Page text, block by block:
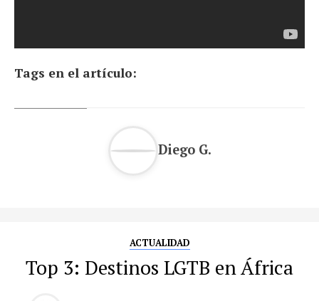
Tags en el artículo:
Diego G.
ACTUALIDAD
Top 3: Destinos LGTB en África